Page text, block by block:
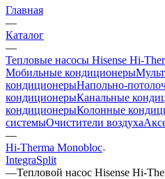
Главная
—
Каталог
—
Тепловые насосы Hisense Hi-
Мобильные кондиционеры
кондиционерыНапольно-
кондиционерыКанальные
кондиционерыКолонные
системыОчистители воздуха
—
Hi-Therma Monobloc
IntegraSplit
—Тепловой насос Hisense Hi-